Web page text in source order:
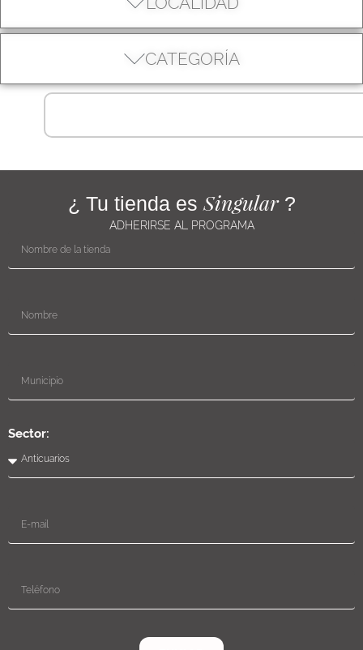
CATEGORÍA
¿ Tu tienda es Singular?
ADHERIRSE AL PROGRAMA
Sector: